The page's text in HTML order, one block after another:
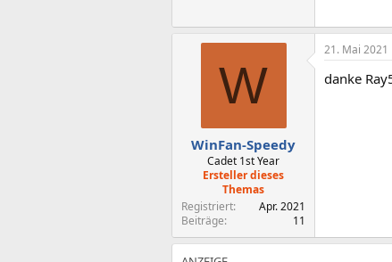
W
WinFan-Speedy
Cadet 1st Year
Ersteller dieses
Themas
Registriert
Apr. 2021
Beiträge
11
21. Mai 2021
danke